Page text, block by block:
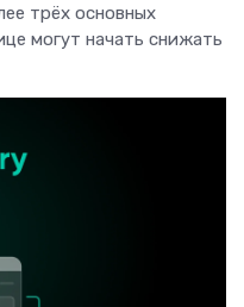
трёх основных
могут начать снижать